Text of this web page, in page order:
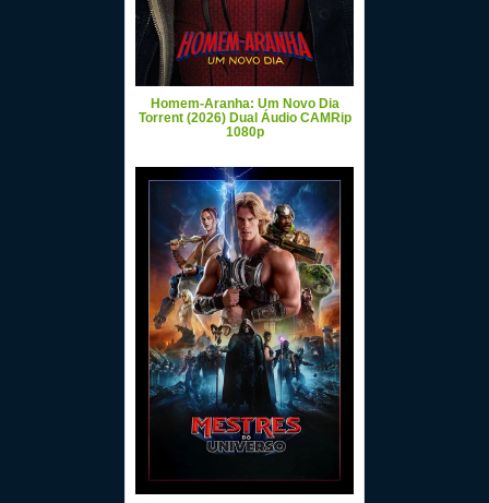
Homem-Aranha: Um Novo Dia
Torrent (2026) Dual Áudio CAMRip
1080p